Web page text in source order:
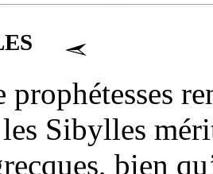
prophétesses
Sibylles
bien